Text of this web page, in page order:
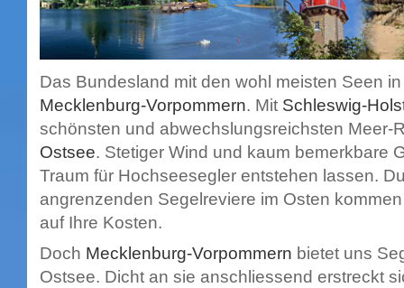
Das Bundesland mit den wohl meisten Seen
Mecklenburg-Vorpommern. Mit Schleswig-
schönsten und abwechslungsreichsten
Ostsee. Stetiger Wind und kaum bemerkbare
Traum für Hochseesegler entstehen lassen.
angrenzenden Segelreviere im Osten
auf Ihre Kosten.
Doch Mecklenburg-Vorpommern bietet uns
Ostsee. Dicht an sie anschliessend erstreckt